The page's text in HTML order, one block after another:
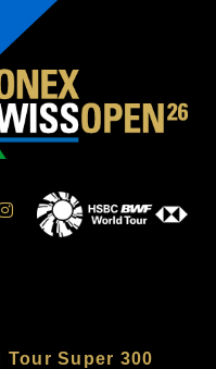
Tour Super 300